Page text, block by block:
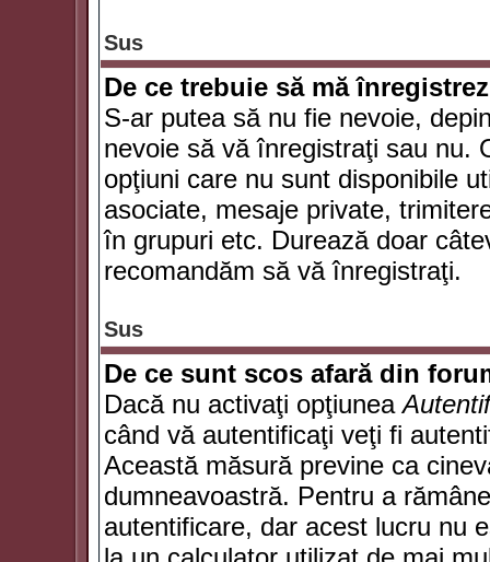
Sus
De ce trebuie să mă
S-ar putea să nu fie nevoie,
nevoie să vă înregistraţi sau nu.
opţiuni care nu sunt disponibile
asociate, mesaje private,
în grupuri etc. Durează doar
recomandăm să vă înregistraţi.
Sus
De ce sunt scos afară din
Dacă nu activaţi opţiunea
când vă autentificaţi veţi fi
Această măsură previne ca
dumneavoastră. Pentru a
autentificare, dar acest lucru nu